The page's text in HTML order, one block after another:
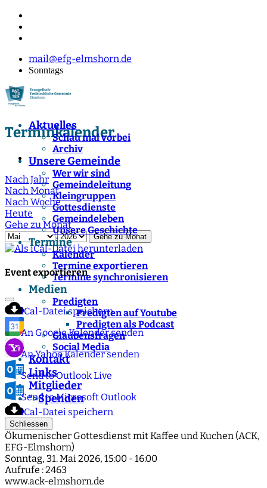
mail@efg-elmshorn.de
Sonntags
Aktuelles
Schau mal vorbei
Archiv
Unsere Gemeinde
Wer wir sind
Gemeindeleitung
Kleingruppen
Gottesdienste
Gemeindeleben
Unsere Geschichte
Termine
Kalender
Termine exportieren
Termine synchronisieren
Medien
Predigten
Predigten auf Youtube
Predigten als Podcast
Glaubensfragen
Social Media
Kontakt
Links
Mitglieder
">Spenden
Terminkalender
Nach Jahr
Nach Monat
Nach Woche
Heute
Gehe zu Monat
Gehe zu Monat
Event exportieren
iCal-Datei speichern
An Google Kalender senden
An Yahoo Kalender senden
Send to Outlook Live
Send to Microsoft Outlook
iCal-Datei speichern
Schliessen
Ökumenischer Gottesdienst mit Kaffee und Kuchen (ACK,
EFG-Elmshorn)
Sonntag, 31. Mai 2026, 15:00 - 16:00
Aufrufe : 2463
www.ack-elmshorn.de